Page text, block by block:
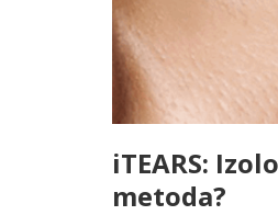
iTEARS:
metoda?